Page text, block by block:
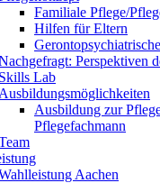
Familiale Pflege/
Hilfen für Eltern
Perspektiven
Skills Lab
Ausbildungsmöglichkeiten
Ausbildung zur
Pflegefachmann
Aachen